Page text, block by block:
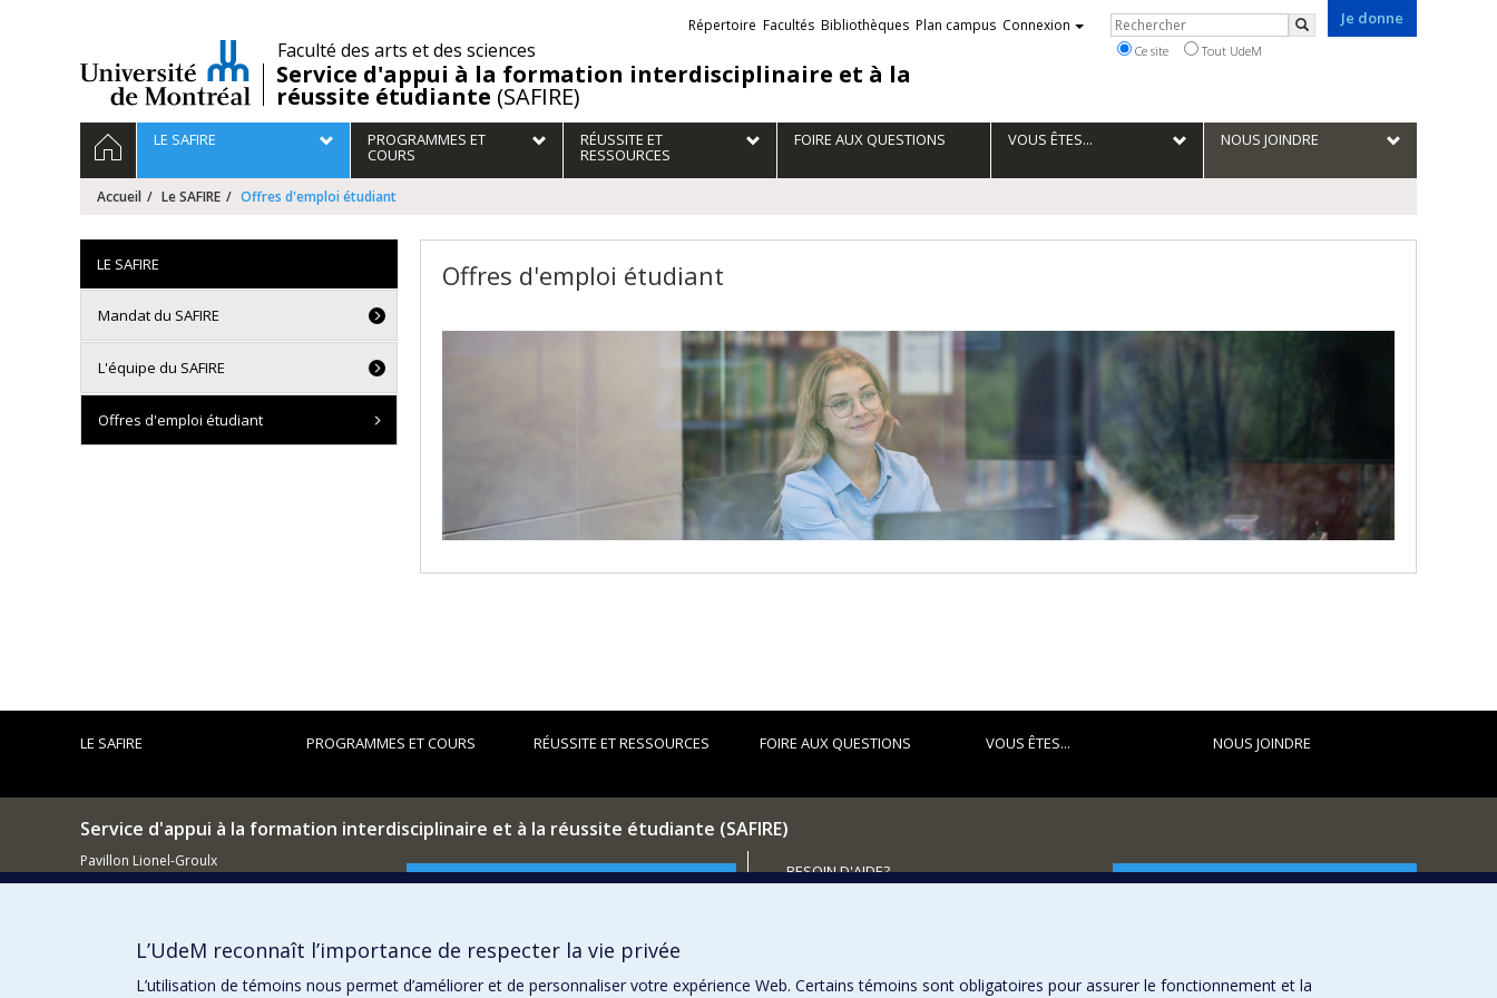
/Faculté des arts et des sciences
Service d'appui à la formation interdisciplinaire et à la
réussite étudiante (SAFIRE)
Je donne
Liens
externes
Répertoire Facultés Bibliothèques Plan campus Connexion Rechercher
Rechercher
Ce site Tout UdeM
Navigation
principale
ACCUEILLE SAFIRE PROGRAMMES ET
COURS
RÉUSSITE ET
RESSOURCES
FOIRE AUX QUESTIONS VOUS ÊTES... NOUS JOINDRE
Accueil Le SAFIRE Offres d'emploi étudiant
Offres d'emploi étudiant
LE SAFIRE
Mandat du SAFIRE
L'équipe du SAFIRE
Offres d'emploi étudiant
LE SAFIRE PROGRAMMES ET COURS RÉUSSITE ET RESSOURCES FOIRE AUX QUESTIONS VOUS ÊTES... NOUS JOINDRE
Service d'appui à la formation interdisciplinaire et à la réussite étudiante (SAFIRE)
Pavillon Lionel-Groulx
3150, rue Jean-Brillant
Comment soutenir la Faculté?
BESOIN D'AIDE?
FACULTÉ DES ARTS ET DES SCIENCES
Nos programmes et cours
L’UdeM reconnaît l’importance de respecter la vie privée
L’utilisation de témoins nous permet d’améliorer et de personnaliser votre expérience Web. Certains témoins sont obligatoires pour assurer le fonctionnement et la